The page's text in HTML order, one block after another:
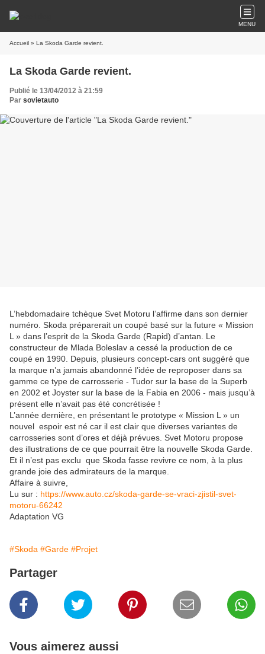
MENU
Accueil » La Skoda Garde revient.
La Skoda Garde revient.
Publié le 13/04/2012 à 21:59
Par sovietauto
L’hebdomadaire tchèque Svet Motoru l’affirme dans son dernier
numéro. Skoda préparerait un coupé basé sur la future « Mission
L » dans l’esprit de la Skoda Garde (Rapid) d’antan. Le
constructeur de Mlada Boleslav a cessé la production de ce
coupé en 1990. Depuis, plusieurs concept-cars ont suggéré que
la marque n’a jamais abandonné l’idée de reproposer dans sa
gamme ce type de carrosserie - Tudor sur la base de la Superb
en 2002 et Joyster sur la base de la Fabia en 2006 - mais jusqu’à
présent elle n’avait pas été concrétisée !
L’année dernière, en présentant le prototype « Mission L » un
nouvel espoir est né car il est clair que diverses variantes de
carrosseries sont d’ores et déjà prévues. Svet Motoru propose
des illustrations de ce que pourrait être la nouvelle Skoda Garde.
Et il n’est pas exclu que Skoda fasse revivre ce nom, à la plus
grande joie des admirateurs de la marque.
Affaire à suivre,
Lu sur : https://www.auto.cz/skoda-garde-se-vraci-zjistil-svet-
motoru-66242
Adaptation VG
#Skoda #Garde #Projet
Partager
Vous aimerez aussi